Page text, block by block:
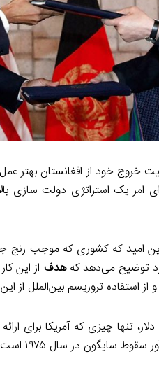
خود از افغانستان بهتر
یک استراتژی دولت سازی
کرد، با این امید که کشوری که
توضیح می‌دهد کههدف از این
استفاده تروریسم بین‌الملل از
دلار، تنها چیزی که آمریکا
است. کجای کار اشتباه بوده است؟